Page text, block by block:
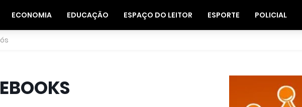
ECONOMIA EDUCAÇÃO ESPAÇO DO LEITOR ESPORTE POLICIAL